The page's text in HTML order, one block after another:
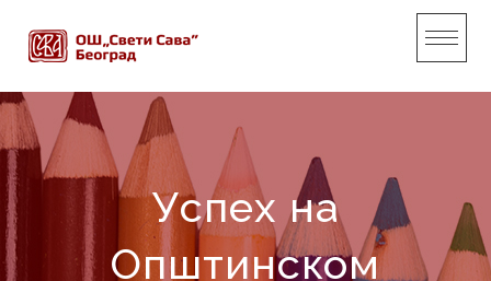
content
Успех на
Општинском